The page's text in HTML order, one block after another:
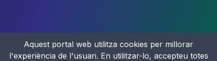
Aquest portal web utilitza cookies per millorar
l'experiència de l'usuari. En utilitzar-lo, accepteu totes